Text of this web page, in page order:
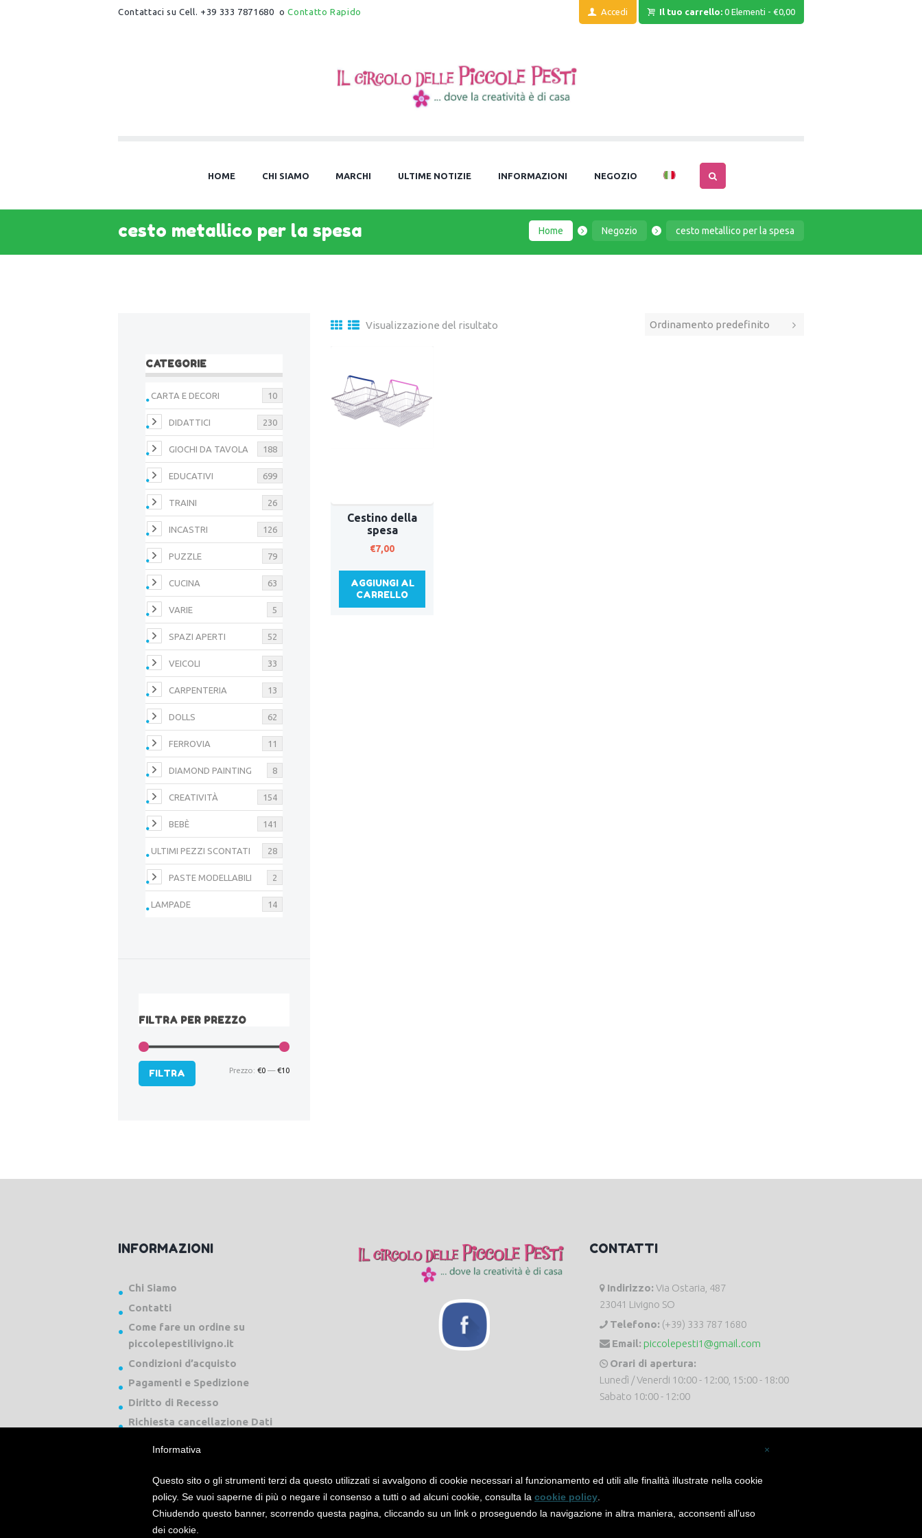
Contattaci su Cell. +39 333 7871680 oContatto Rapido Accedi Il tuo carrello: 0 Elementi -€0,00
HOME CHI SIAMO MARCHI ULTIME NOTIZIE INFORMAZIONI NEGOZIO
cesto metallico per la spesa Home Negozio cesto metallico per la spesa
Visualizzazione del risultato
Cestino della
spesa
€7,00
AGGIUNGI AL
CARRELLO
CATEGORIE
CARTA E DECORI 10
DIDATTICI 230
GIOCHI DA TAVOLA 188
EDUCATIVI 699
TRAINI 26
INCASTRI 126
PUZZLE 79
CUCINA 63
VARIE 5
SPAZI APERTI 52
VEICOLI 33
CARPENTERIA 13
DOLLS 62
FERROVIA 11
DIAMOND PAINTING 8
CREATIVITÀ 154
BEBÈ 141
ULTIMI PEZZI SCONTATI 28
PASTE MODELLABILI 2
LAMPADE 14
FILTRA PER PREZZO
Prezzo
Prezzo
FILTRA Prezzo: €0 —€10
INFORMAZIONI
Chi Siamo
Contatti
Come fare un ordine su
piccolepestilivigno.it
Condizioni d’acquisto
Pagamenti e Spedizione
Diritto di Recesso
Richiesta cancellazione Dati
CONTATTI
Indirizzo: Via Ostaria, 487
23041 Livigno SO
Telefono: (+39) 333 787 1680
Email: piccolepesti1@gmail.com
Orari di apertura:
Lunedì / Venerdi 10:00 - 12:00, 15:00 - 18:00
Sabato 10:00 - 12:00
Piccole Pesti Livigno © 2024 Tutti i diritti riservati. -Privacy Policy-Cookie Policy
×
Informativa
Questo sito o gli strumenti terzi da questo utilizzati si avvalgono di cookie necessari al funzionamento ed utili alle finalità illustrate nella cookie
policy. Se vuoi saperne di più o negare il consenso a tutti o ad alcuni cookie, consulta la cookie policy
Chiudendo questo banner, scorrendo questa pagina, cliccando su un link o proseguendo la navigazione in altra maniera, acconsenti all’uso
dei cookie.